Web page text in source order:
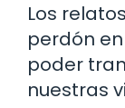
Los
perdón
poder
nuestras